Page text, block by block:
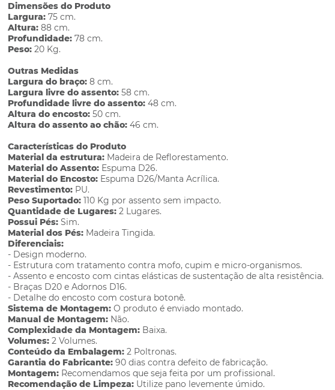
Dimensões do Produto
Largura:75 cm.
Altura:88 cm.
Profundidade:78 cm.
Peso:20 Kg.
Outras Medidas
Largura do braço:8 cm.
Largura livre do assento:58 cm.
Profundidade livre do assento:48 cm.
Altura do encosto:50 cm.
Altura do assento ao chão:46 cm.
Características do Produto
Material da estrutura: Madeira de Reflorestamento.
Material do Assento: Espuma D26.
Material do Encosto: Espuma D26/Manta Acrílica.
Revestimento: PU.
Peso Suportado:110 Kg por assento sem impacto.
Quantidade de Lugares:2 Lugares.
Possui Pés:Sim.
Material dos Pés: Madeira Tingida.
Diferenciais:
- Design moderno.
- Estrutura com tratamento contra mofo, cupim e micro-organismos.
- Assento e encosto com cintas elásticas de sustentação de alta resistência.
- Braças D20 e Adornos D16.
- Detalhe do encosto com costura botonê.
Sistema de Montagem:O produto é enviado montado.
Manual de Montagem: Não.
Complexidade da Montagem: Baixa.
Volumes:2 Volumes.
Conteúdo da Embalagem:2 Poltronas.
Garantia do Fabricante:90 dias contra defeito de fabricação.
Montagem: Recomendamos que seja feita por um profissional.
Recomendação de Limpeza: Utilize pano levemente úmido.